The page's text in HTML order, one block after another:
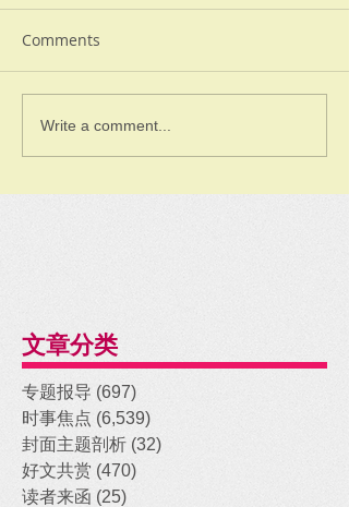
Comments
Write a comment...
文章分类
专题报导 (697)
时事焦点 (6,539)
封面主题剖析 (32)
好文共赏 (470)
读者来函 (25)